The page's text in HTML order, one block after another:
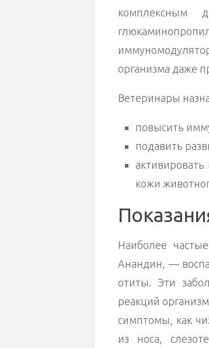
комплексным
организма даже
Ветеринары
повысить
подавить
кожи
Наиболее
Анандин, —
отиты. Эти
реакций
симптомы, как
из носа,